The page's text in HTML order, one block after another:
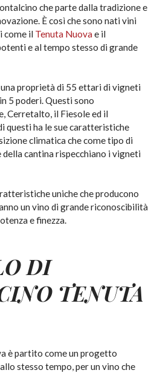
che parte dalla tradizione e
È così che sono nati vini
come il Tenuta Nuovae il
e al tempo stesso di grande
proprietà di 55 ettari di vigneti
5 poderi. Questi sono
Cerretalto, il Fiesole ed il
questi ha le sue caratteristiche
climatica che come tipo di
cantina rispecchiano i vigneti
uniche che producono
un vino di grande riconoscibilità
e finezza.
DI
TENUTA
è partito come un progetto
stesso tempo, per un vino che